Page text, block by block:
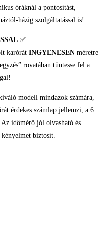
óráknál a pontosítást,
házig szolgáltatással is!
✅
karórát INGYENESEN méretre
rovatában tüntesse fel a
modell mindazok számára,
érdekes számlap jellemzi, a 6
időmérő jól olvasható és
biztosít.